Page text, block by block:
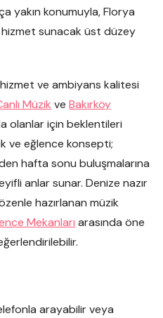
yakın konumuyla, Florya
sunacak üst düzey
ve ambiyans kalitesi
Müzik veBakırköy
olanlar için beklentileri
ve eğlence konsepti;
hafta sonu buluşmalarına
anlar sunar. Denize nazır
hazırlanan müzik
Mekanları arasında öne
arayabilir veya